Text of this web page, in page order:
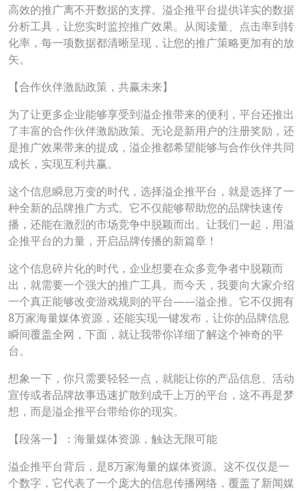
高效的推广离不开数据的支撑。溢企推平台提供详实的数据
分析工具，让您实时监控推广效果。从阅读量、点击率到转
化率，每一项数据都清晰呈现，让您的推广策略更加有的放
矢。
【合作伙伴激励政策，共赢未来】
为了让更多企业能够享受到溢企推带来的便利，平台还推出
了丰富的合作伙伴激励政策。无论是新用户的注册奖励，还
是推广效果带来的提成，溢企推都希望能够与合作伙伴共同
成长，实现互利共赢。
这个信息瞬息万变的时代，选择溢企推平台，就是选择了一
种全新的品牌推广方式。它不仅能够帮助您的品牌快速传
播，还能在激烈的市场竞争中脱颖而出。让我们一起，用溢
企推平台的力量，开启品牌传播的新篇章！
这个信息碎片化的时代，企业想要在众多竞争者中脱颖而
出，就需要一个强大的推广工具。而今天，我要向大家介绍
一个真正能够改变游戏规则的平台——溢企推。它不仅拥有
8万家海量媒体资源，还能实现一键发布，让你的品牌信息
瞬间覆盖全网，下面，就让我带你详细了解这个神奇的平
台。
想象一下，你只需要轻轻一点，就能让你的产品信息、活动
宣传或者品牌故事迅速扩散到成千上万的平台，这不再是梦
想，而是溢企推平台带给你的现实。
【段落一】：海量媒体资源，触达无限可能
溢企推平台背后，是8万家海量的媒体资源。这不仅仅是一
个数字，它代表了一个庞大的信息传播网络，覆盖了新闻媒